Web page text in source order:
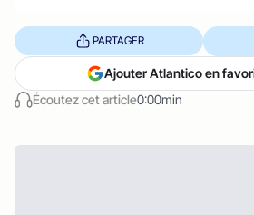
Écoutez cet article0:00min
PARTAGER
Ajouter Atlantico en